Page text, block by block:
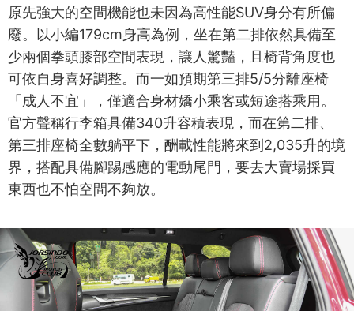
原先強大的空間機能也未因為高性能SUV身分有所偏
廢。以小編179cm身高為例，坐在第二排依然具備至
少兩個拳頭膝部空間表現，讓人驚豔，且椅背角度也
可依自身喜好調整。而一如預期第三排5/5分離座椅
「成人不宜」，僅適合身材嬌小乘客或短途搭乘用。
官方聲稱行李箱具備340升容積表現，而在第二排、
第三排座椅全數躺平下，酬載性能將來到2,035升的境
界，搭配具備腳踢感應的電動尾門，要去大賣場採買
東西也不怕空間不夠放。